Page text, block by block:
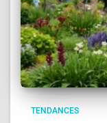
TENDANCES